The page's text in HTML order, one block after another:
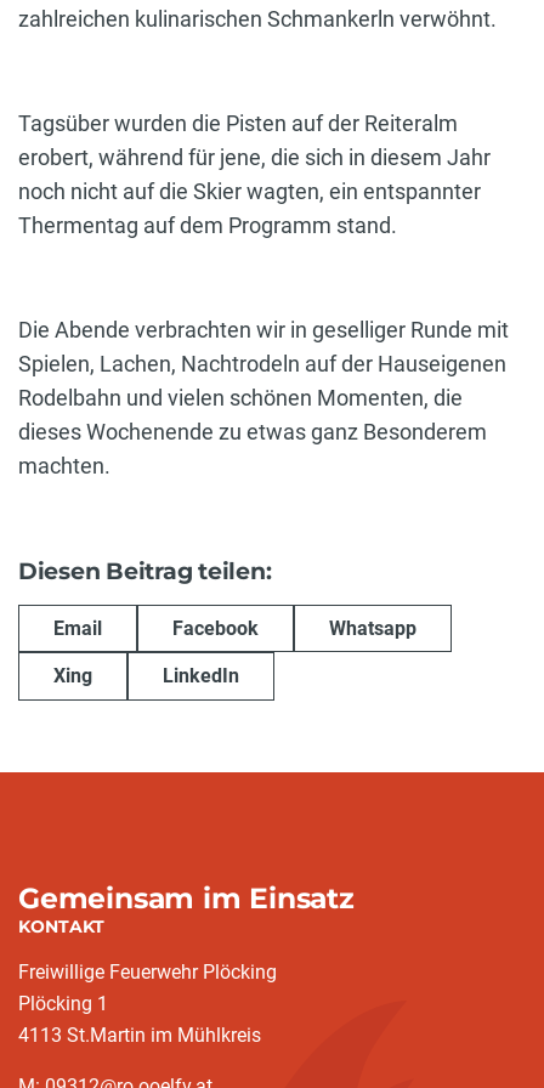
zahlreichen kulinarischen Schmankerln verwöhnt.
Tagsüber wurden die Pisten auf der Reiteralm
erobert, während für jene, die sich in diesem Jahr
noch nicht auf die Skier wagten, ein entspannter
Thermentag auf dem Programm stand.
Die Abende verbrachten wir in geselliger Runde mit
Spielen, Lachen, Nachtrodeln auf der Hauseigenen
Rodelbahn und vielen schönen Momenten, die
dieses Wochenende zu etwas ganz Besonderem
machten.
Diesen Beitrag teilen:
Email Facebook Whatsapp
Xing LinkedIn
Gemeinsam im Einsatz
KONTAKT
Freiwillige Feuerwehr Plöcking
Plöcking 1
4113 St.Martin im Mühlkreis